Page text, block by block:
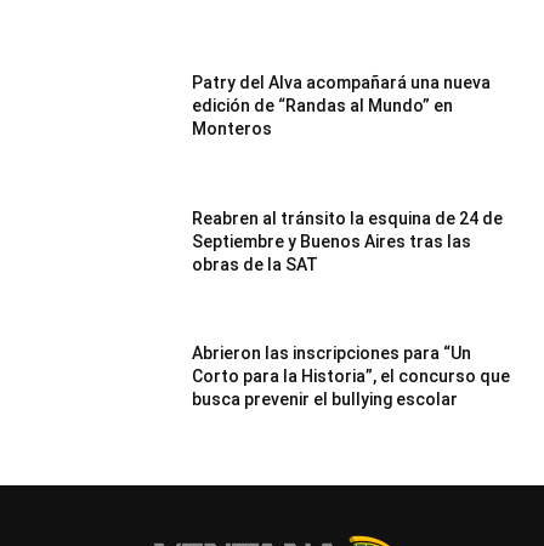
Patry del Alva acompañará una nueva
edición de “Randas al Mundo” en
Monteros
Reabren al tránsito la esquina de 24 de
Septiembre y Buenos Aires tras las
obras de la SAT
Abrieron las inscripciones para “Un
Corto para la Historia”, el concurso que
busca prevenir el bullying escolar